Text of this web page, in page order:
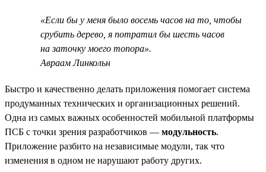
«Если бы у меня было восемь часов на то, чтобы
срубить дерево, я потратил бы шесть часов
на заточку моего топора».
Авраам Линкольн
Быстро и качественно делать приложения помогает система
продуманных технических и организационных решений.
Одна из самых важных особенностей мобильной платформы
ПСБ с точки зрения разработчиков — модульность.
Приложение разбито на независимые модули, так что
изменения в одном не нарушают работу других.